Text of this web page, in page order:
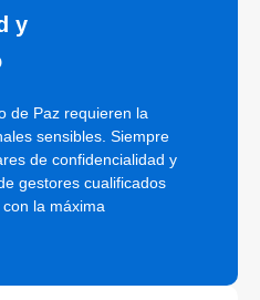
y
de Paz requieren la
sensibles. Siempre
de confidencialidad y
gestores cualificados
la máxima